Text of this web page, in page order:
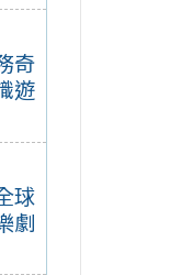
奇
遊
球
劇